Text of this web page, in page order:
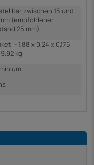
zwischen 15 und
(empfohlener
25 mm)
- 1,88 x 0,24 x 0,175
kg